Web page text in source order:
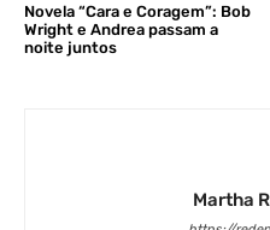
Novela “Cara e Coragem”: Bob
Wright e Andrea passam a
noite juntos
Martha